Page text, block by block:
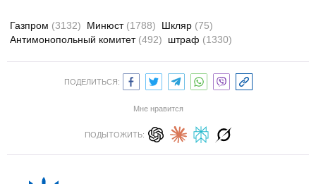
Газпром (3132) Минюст (1788) Шкляр (75)
Антимонопольный комитет (492) штраф (1330)
ПОДЕЛИТЬСЯ:
Мне нравится
ПОДЫТОЖИТЬ: